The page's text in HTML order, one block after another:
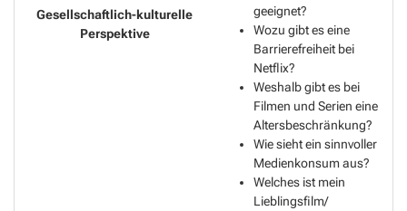
geeignet?
Wozu gibt es eine
Barrierefreiheit bei
Netflix?
Weshalb gibt es bei
Filmen und Serien eine
Altersbeschränkung?
Wie sieht ein sinnvoller
Medienkonsum aus?
Welches ist mein
Lieblingsfilm/